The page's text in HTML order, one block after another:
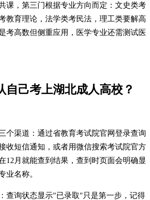
课，第三门根据专业方向而定：文史类考
教育理论，法学类考民法，理工类要解高
考高数但侧重应用，医学专业还需测试医
自己考上湖北成人高校？
个渠道：通过省教育考试院官网登录查询
收短信通知，或者用微信搜索考试院官方
12月就能查到结果，查到时页面会明确显
业名称。
查询状态显示"已录取"只是第一步，记得